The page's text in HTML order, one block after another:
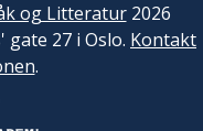
og Litteratur2026
27 i Oslo. Kontakt
.